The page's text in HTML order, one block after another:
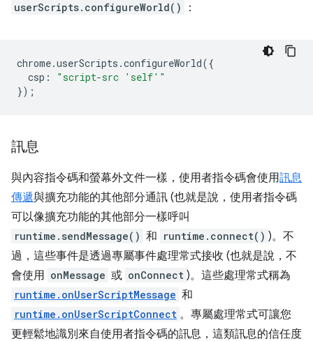
userScripts.configureWorld() ：
chrome.userScripts .configureWorld({
csp :
"script-src 'self'"
});
訊息
與內容指令碼和螢幕外文件一樣，使用者指令碼會使用訊息
傳遞與擴充功能的其他部分通訊 (也就是說，使用者指令碼
可以像擴充功能的其他部分一樣呼叫
runtime.sendMessage() 和 runtime.connect() )。不
過，這些事件是透過專屬事件處理常式接收 (也就是說，不
會使用 onMessage 或 onConnect )。這些處理常式稱為
runtime.onUserScriptMessage 和
runtime.onUserScriptConnect 。專屬處理常式可讓您
更輕鬆地識別來自使用者指令碼的訊息，這類訊息的信任度